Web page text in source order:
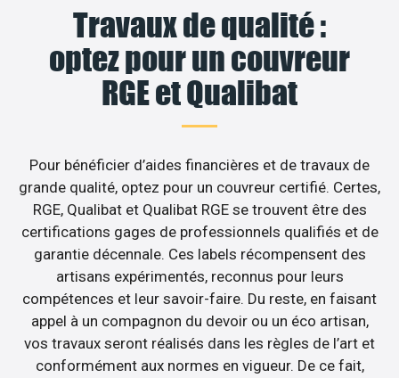
Travaux de qualité :
optez pour un couvreur
RGE et Qualibat
Pour bénéficier d’aides financières et de travaux de
grande qualité, optez pour un couvreur certifié. Certes,
RGE, Qualibat et Qualibat RGE se trouvent être des
certifications gages de professionnels qualifiés et de
garantie décennale. Ces labels récompensent des
artisans expérimentés, reconnus pour leurs
compétences et leur savoir-faire. Du reste, en faisant
appel à un compagnon du devoir ou un éco artisan,
vos travaux seront réalisés dans les règles de l’art et
conformément aux normes en vigueur. De ce fait,